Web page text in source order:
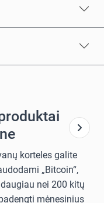
korteles galite
„Bitcoin“,
daugiau nei 200 kitų
mėnesinius